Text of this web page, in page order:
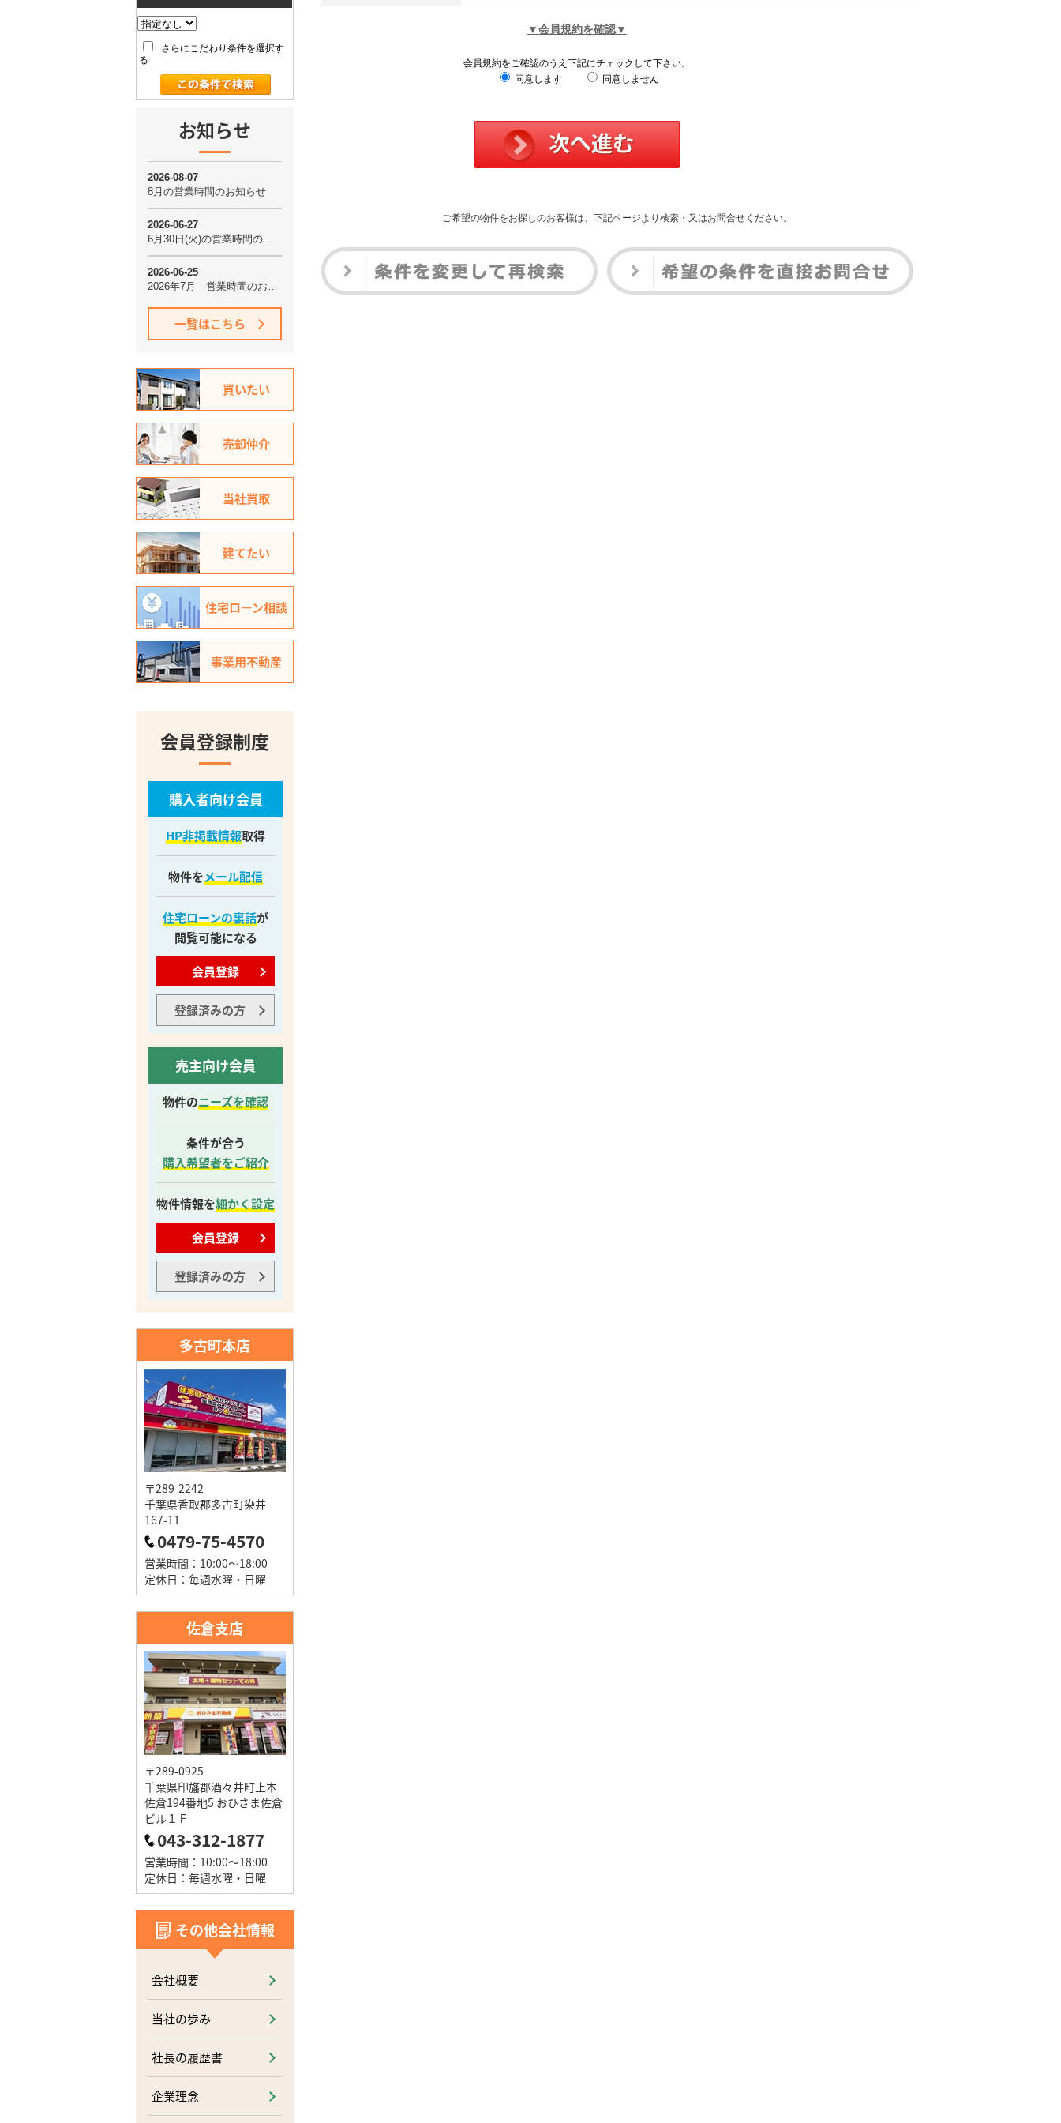
▼会員規約を確認▼
会員規約をご確認のうえ下記にチェックして下さい。
同意します
同意しません
ご希望の物件をお探しのお客様は、下記ページより検索・又はお問合せください。
さらにこだわり条件を選択す
る
お知らせ
一覧はこちら
買いたい
売却仲介
当社買取
建てたい
住宅ローン相談
事業用不動産
会員登録制度
購入者向け会員
HP非掲載情報取得
物件をメール配信
住宅ローンの裏話が
閲覧可能になる
会員登録
登録済みの方
売主向け会員
物件のニーズを確認
条件が合う
購入希望者をご紹介
物件情報を細かく設定
会員登録
登録済みの方
多古町本店
〒289-2242
千葉県香取郡多古町染井
167-11
0479-75-4570
営業時間：10:00～18:00
定休日：毎週水曜・日曜
佐倉支店
〒289-0925
千葉県印旛郡酒々井町上本
佐倉194番地5 おひさま佐倉
ビル１Ｆ
043-312-1877
営業時間：10:00～18:00
定休日：毎週水曜・日曜
その他会社情報
会社概要
当社の歩み
社長の履歴書
企業理念